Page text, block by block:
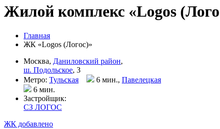
Жилой комплекс «Logos
Главная
ЖК «Logos (Логос)»
Москва, Даниловский район,
ш. Подольское, 3
Метро: Тульская 6 мин., Павелецкая
6 мин.
Застройщик:
СЗ ЛОГОС
ЖК добавлено